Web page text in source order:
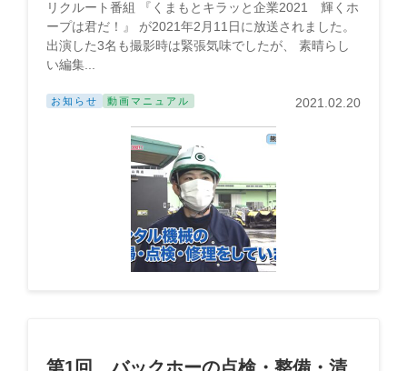
リクルート番組 『くまもとキラッと企業2021 輝くホ
ープは君だ！』 が2021年2月11日に放送されました。
出演した3名も撮影時は緊張気味でしたが、 素晴らし
い編集...
お知らせ 動画マニュアル 2021.02.20